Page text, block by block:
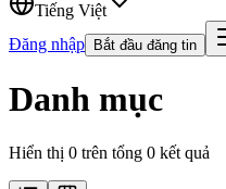
Tiếng Việt
Đăng nhập
Bắt đầu đăng tin
Danh mục
Hiển thị 0 trên tổng 0 kết quả